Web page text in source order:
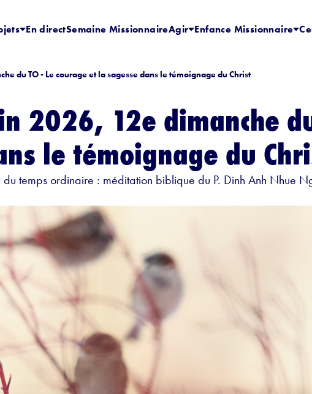
En directSemaine MissionnaireAgir Enfance Missionnaire
du TO - Le courage et la sagesse dans le témoignage du Christ
2026, 12e dimanche
le témoignage du
temps ordinaire : méditation biblique du P. Dinh Anh Nhue